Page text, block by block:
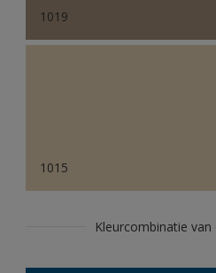
1019
1015
Kleurcombinatie